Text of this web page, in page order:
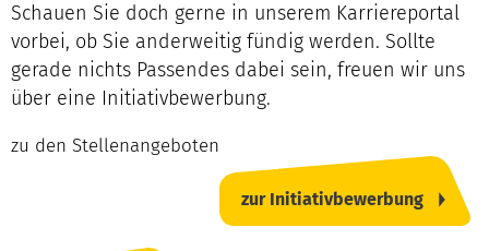
Schauen Sie doch gerne in unserem Karriereportal
vorbei, ob Sie anderweitig fündig werden. Sollte
gerade nichts Passendes dabei sein, freuen wir uns
über eine Initiativbewerbung.
zu den Stellenangeboten
zur Initiativbewerbung